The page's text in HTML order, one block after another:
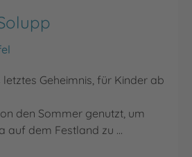
Geheimnis, für Kinder ab
den Sommer genutzt, um
auf dem Festland zu …